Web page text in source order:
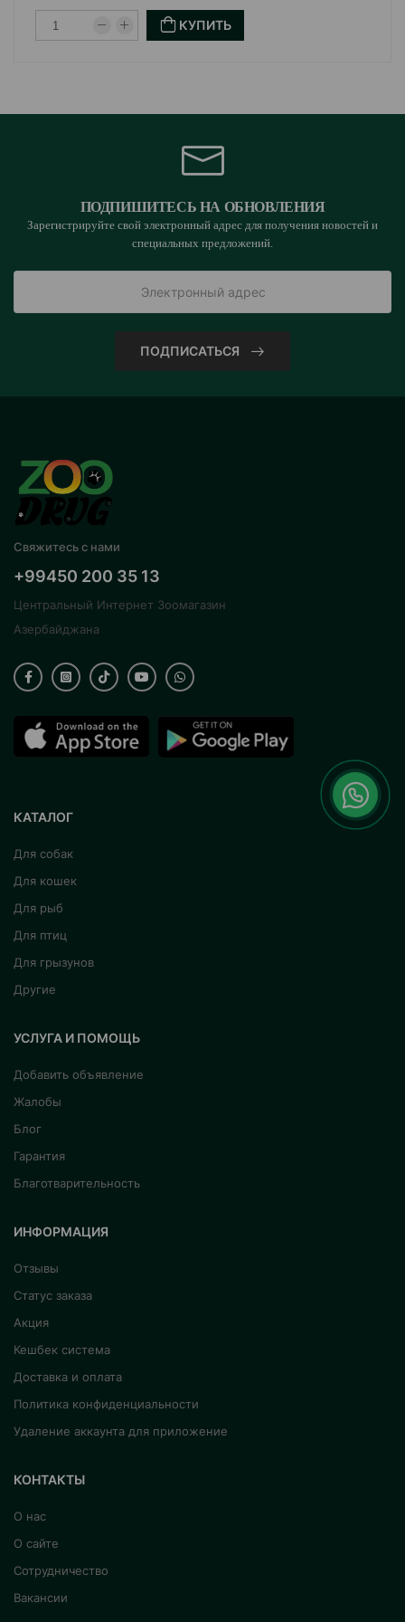
КУПИТЬ
ПОДПИШИТЕСЬ НА ОБНОВЛЕНИЯ
Зарегистрируйте свой электронный адрес для получения новостей и
специальных предложений.
ПОДПИСАТЬСЯ
Свяжитесь с нами
+99450 200 35 13
Центральный Интернет Зоомагазин
Азербайджана
КАТАЛОГ
Для собак
Для кошек
Для рыб
Для птиц
Для грызунов
Другие
УСЛУГА И ПОМОЩЬ
Добавить объявление
Жалобы
Блог
Гарантия
Благотварительность
ИНФОРМАЦИЯ
Отзывы
Статус заказа
Акция
Кешбек система
Доставка и оплата
Политика конфиденциальности
Удаление аккаунта для приложение
КОНТАКТЫ
О нас
О сайте
Сотрудничество
Вакансии